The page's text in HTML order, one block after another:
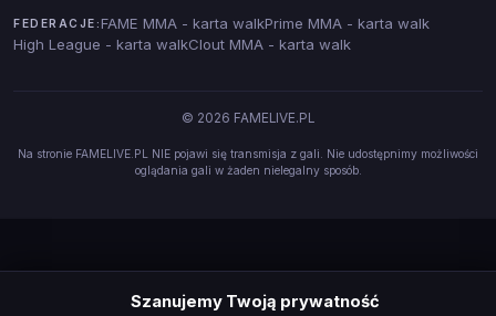
FEDERACJE: FAME MMA - karta walkPrime MMA - karta walk
High League - karta walkClout MMA - karta walk
© 2026 FAMELIVE.PL
Na stronie FAMELIVE.PL NIE pojawi się transmisja z gali. Nie udostępnimy możliwości
oglądania gali w żaden nielegalny sposób.
Szanujemy Twoją prywatność